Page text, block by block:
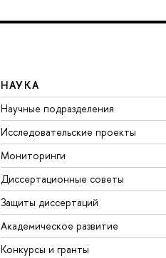
НАУКА
Научные подразделения
Исследовательские проекты
Мониторинги
Диссертационные советы
Защиты диссертаций
Академическое развитие
Конкурсы и гранты